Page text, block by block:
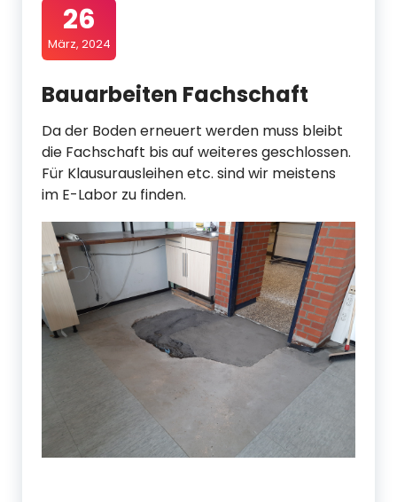
26
März, 2024
Bauarbeiten Fachschaft
Da der Boden erneuert werden muss bleibt
die Fachschaft bis auf weiteres geschlossen.
Für Klausurausleihen etc. sind wir meistens
im E-Labor zu finden.